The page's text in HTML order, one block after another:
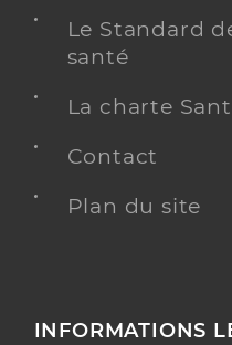
Le Standard
santé
La charte
Contact
Plan du site
INFORMATIONS